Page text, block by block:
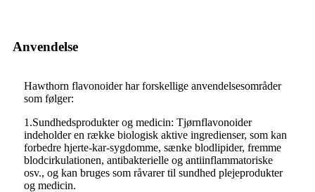
Anvendelse
Hawthorn flavonoider har forskellige anvendelsesområder
som følger:
1.Sundhedsprodukter og medicin: Tjørnflavonoider
indeholder en række biologisk aktive ingredienser, som kan
forbedre hjerte-kar-sygdomme, sænke blodlipider, fremme
blodcirkulationen, antibakterielle og antiinflammatoriske
osv., og kan bruges som råvarer til sundhed plejeprodukter
og medicin.